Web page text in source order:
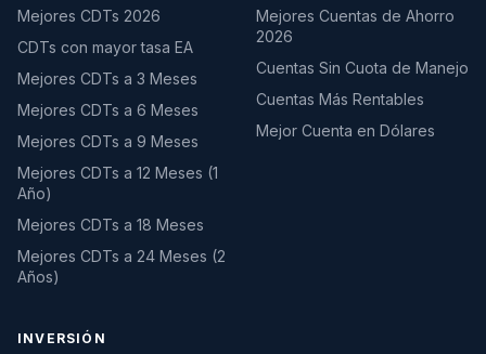
Mejores CDTs 2026
CDTs con mayor tasa EA
Mejores CDTs a 3 Meses
Mejores CDTs a 6 Meses
Mejores CDTs a 9 Meses
Mejores CDTs a 12 Meses (1
Año)
Mejores CDTs a 18 Meses
Mejores CDTs a 24 Meses (2
Años)
Mejores Cuentas de Ahorro
2026
Cuentas Sin Cuota de Manejo
Cuentas Más Rentables
Mejor Cuenta en Dólares
INVERSIÓN